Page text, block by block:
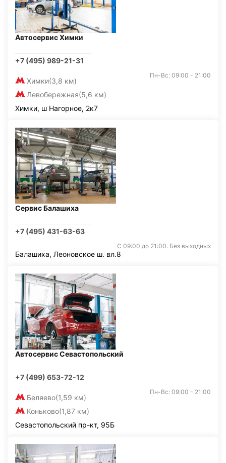
Автосервис Химки
+7 (495) 989-21-31
Химки(3,8 км)
Левобережная(5,6 км)
Пн-Вс: 09:00 - 21:00
Химки, ш Нагорное, 2к7
Сервис Балашиха
+7 (495) 431-63-63
С 09:00 до 21:00. Без выходных
Балашиха, Леоновское ш. вл.8
Автосервис Севастопольский
+7 (499) 653-72-12
Беляево(1,59 км)
Коньково(1,87 км)
Пн-Вс: 09:00 - 21:00
Севастопольский пр-кт, 95Б